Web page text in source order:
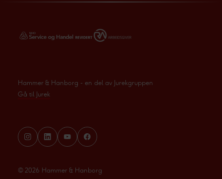
Hammer & Hanborg - en del av Jurekgruppen
Gå til Jurek
© 2026 Hammer & Hanborg